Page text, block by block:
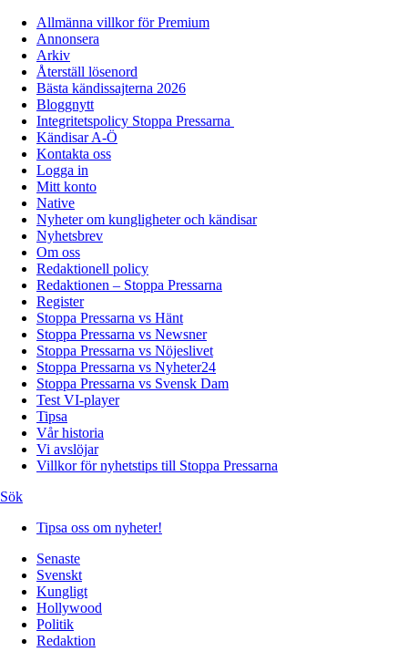
Allmänna villkor för Premium
Annonsera
Arkiv
Återställ lösenord
Bästa kändissajterna 2026
Bloggnytt
Integritetspolicy Stoppa Pressarna
Kändisar A-Ö
Kontakta oss
Logga in
Mitt konto
Native
Nyheter om kungligheter och kändisar
Nyhetsbrev
Om oss
Redaktionell policy
Redaktionen – Stoppa Pressarna
Register
Stoppa Pressarna vs Hänt
Stoppa Pressarna vs Newsner
Stoppa Pressarna vs Nöjeslivet
Stoppa Pressarna vs Nyheter24
Stoppa Pressarna vs Svensk Dam
Test VI-player
Tipsa
Vår historia
Vi avslöjar
Villkor för nyhetstips till Stoppa Pressarna
Sök
Tipsa oss om nyheter!
Senaste
Svenskt
Kungligt
Hollywood
Politik
Redaktion